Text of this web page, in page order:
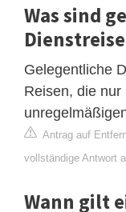
Was sind
Gelegentliche
Reisen, die
Antrag auf
vollständige Antwort
Wann gilt